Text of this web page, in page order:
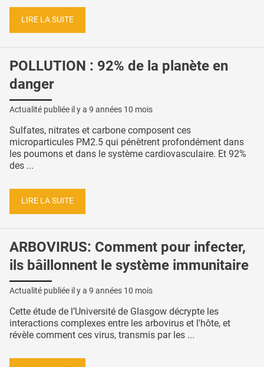
LIRE LA SUITE
POLLUTION : 92% de la planète en
danger
Actualité publiée il y a 9 années 10 mois
Sulfates, nitrates et carbone composent ces
microparticules PM2.5 qui pénètrent profondément dans
les poumons et dans le système cardiovasculaire. Et 92%
des ...
LIRE LA SUITE
ARBOVIRUS: Comment pour infecter,
ils bâillonnent le système immunitaire
Actualité publiée il y a 9 années 10 mois
Cette étude de l’Université de Glasgow décrypte les
interactions complexes entre les arbovirus et l'hôte, et
révèle comment ces virus, transmis par les ...